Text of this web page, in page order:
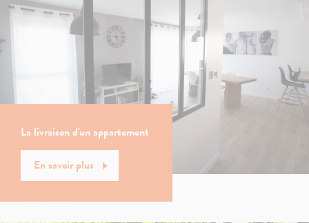
La livraison d'un appartement
En savoir plus